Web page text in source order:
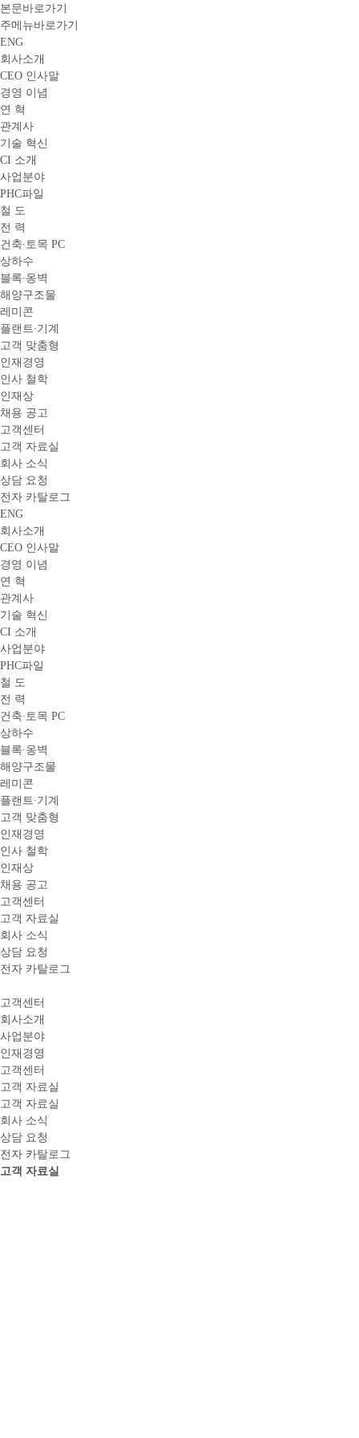
본문바로가기
주메뉴바로가기
ENG
회사소개
CEO 인사말
경영 이념
연 혁
관계사
기술 혁신
CI 소개
사업분야
PHC파일
철 도
전 력
건축∙토목 PC
상하수
블록∙옹벽
해양구조물
레미콘
플랜트∙기계
고객 맞춤형
인재경영
인사 철학
인재상
채용 공고
고객센터
고객 자료실
회사 소식
상담 요청
전자 카탈로그
ENG
회사소개
CEO 인사말
경영 이념
연 혁
관계사
기술 혁신
CI 소개
사업분야
PHC파일
철 도
전 력
건축∙토목 PC
상하수
블록∙옹벽
해양구조물
레미콘
플랜트∙기계
고객 맞춤형
인재경영
인사 철학
인재상
채용 공고
고객센터
고객 자료실
회사 소식
상담 요청
전자 카탈로그
고객센터
회사소개
사업분야
인재경영
고객센터
고객 자료실
고객 자료실
회사 소식
상담 요청
전자 카탈로그
고객 자료실